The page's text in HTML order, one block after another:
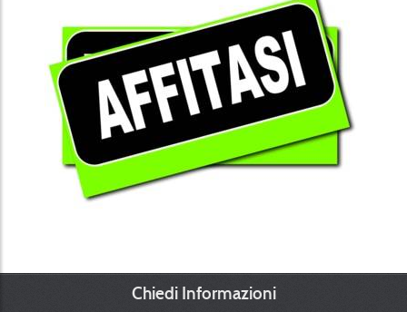
Chiedi Informazioni